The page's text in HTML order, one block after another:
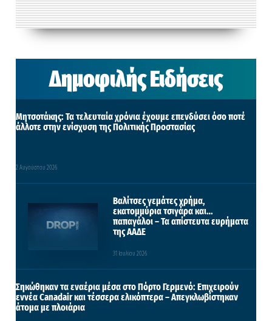
Δημοφιλής Ειδήσεις
Μητσοτάκης: Τα τελευταία χρόνια έχουμε επενδύσει όσο ποτέ
άλλοτε στην ενίσχυση της Πολιτικής Προστασίας
2 Αυγούστου 2026
Βαλίτσες γεμάτες χρήμα,
εκατομμύρια τσιγάρα και…
παπαγάλοι – Τα απίστευτα ευρήματα
της ΑΑΔΕ
31 Ιουλίου 2026
Σηκώθηκαν τα εναέρια μέσα στο Πόρτο Γερμενό: Επιχειρούν
εννέα Canadair και τέσσερα ελικόπτερα – Απεγκλωβίστηκαν
άτομα με πλοιάρια